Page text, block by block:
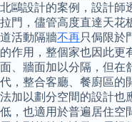
北鷗設計的案例，設計師
拉門，儘管高度直達天花
道活動隔牆不再只侷限於
的作用，整個家也因此更
面、牆面加以分隔，但在
代，整合客廳、餐廚區的
法加以劃分空間的設計也
低，也適用於普遍居住空